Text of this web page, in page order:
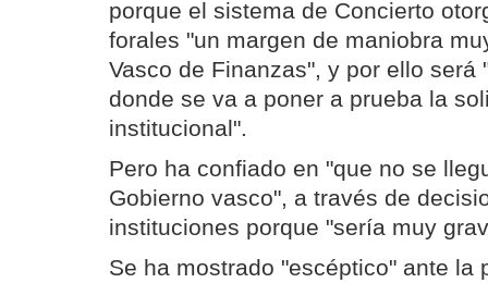
porque el sistema de Concierto
forales "un margen de maniobra
Vasco de Finanzas", y por ello será
donde se va a poner a prueba la
institucional".
Pero ha confiado en "que no se
Gobierno vasco", a través de
instituciones porque "sería muy
Se ha mostrado "escéptico" ante la